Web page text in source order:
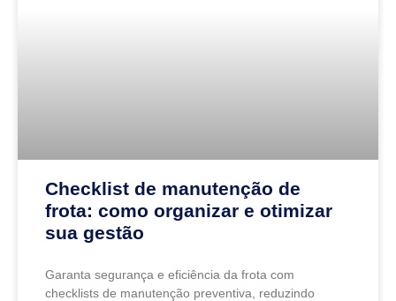
Checklist de manutenção de
frota: como organizar e otimizar
sua gestão
Garanta segurança e eficiência da frota com
checklists de manutenção preventiva, reduzindo